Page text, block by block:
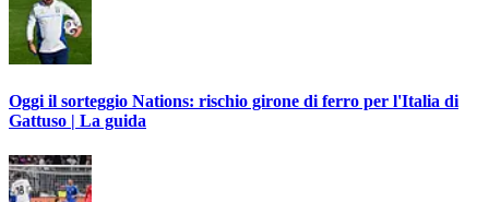
Oggi il sorteggio Nations: rischio girone di ferro per l'Italia di
Gattuso | La guida